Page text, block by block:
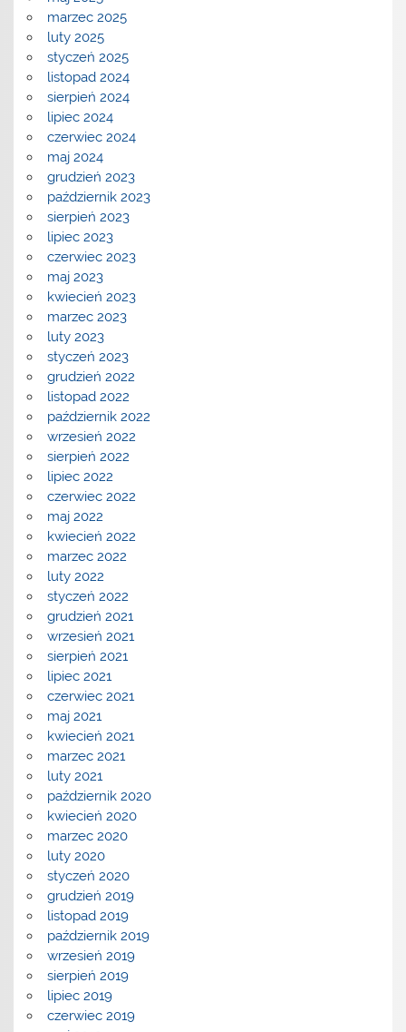
marzec 2025
luty 2025
styczeń 2025
listopad 2024
sierpień 2024
lipiec 2024
czerwiec 2024
maj 2024
grudzień 2023
październik 2023
sierpień 2023
lipiec 2023
czerwiec 2023
maj 2023
kwiecień 2023
marzec 2023
luty 2023
styczeń 2023
grudzień 2022
listopad 2022
październik 2022
wrzesień 2022
sierpień 2022
lipiec 2022
czerwiec 2022
maj 2022
kwiecień 2022
marzec 2022
luty 2022
styczeń 2022
grudzień 2021
wrzesień 2021
sierpień 2021
lipiec 2021
czerwiec 2021
maj 2021
kwiecień 2021
marzec 2021
luty 2021
październik 2020
kwiecień 2020
marzec 2020
luty 2020
styczeń 2020
grudzień 2019
listopad 2019
październik 2019
wrzesień 2019
sierpień 2019
lipiec 2019
czerwiec 2019